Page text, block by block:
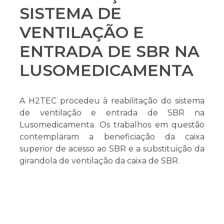
SISTEMA DE
VENTILAÇÃO E
ENTRADA DE SBR NA
LUSOMEDICAMENTA
A H2TEC procedeu à reabilitação do sistema
de ventilação e entrada de SBR na
Lusomedicamenta. Os trabalhos em questão
contemplaram a beneficiação da caixa
superior de acesso ao SBR e a substituição da
girandola de ventilação da caixa de SBR.